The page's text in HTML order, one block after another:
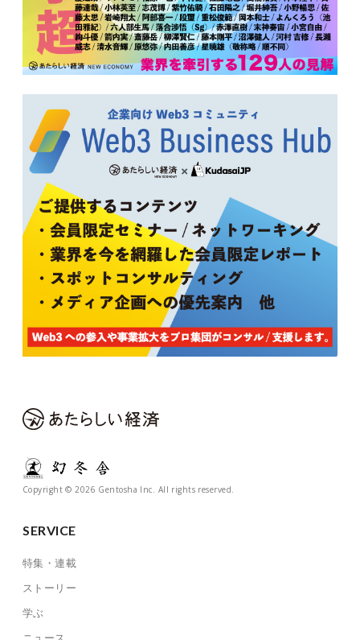
Copyright © 2026 Gentosha Inc. All rights reserved.
SERVICE
特集・連載
ストーリー
学ぶ